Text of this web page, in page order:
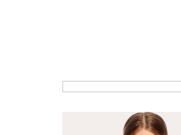
Výpis produktů